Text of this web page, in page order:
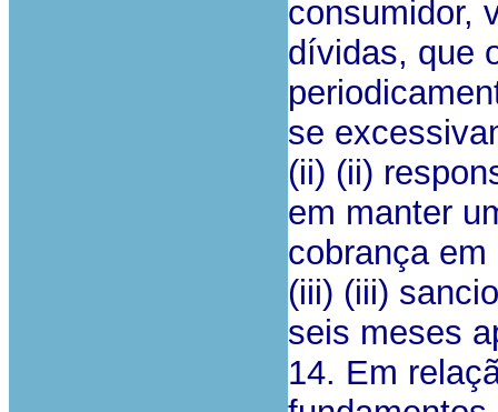
consumidor,
dívidas, que
se
(ii) (ii)
em manter
cobrança
(iii) (iii)
seis meses
14. Em